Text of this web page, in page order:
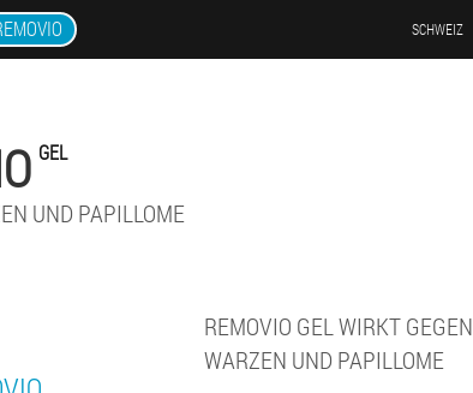
SCHWEIZ
GEL
UND PAPILLOME
REMOVIO GEL WIRKT GEGEN
WARZEN UND PAPILLOME